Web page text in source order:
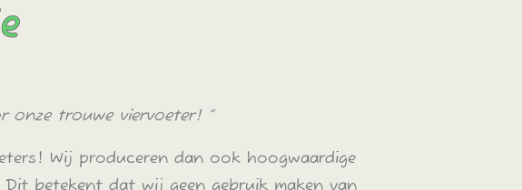
onze trouwe viervoeter! ”
Wij produceren dan ook hoogwaardige
betekent dat wij geen gebruik maken van